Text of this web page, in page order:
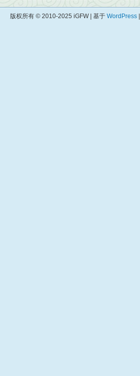
版权所有 © 2010-2025 iGFW | 基于 WordPress